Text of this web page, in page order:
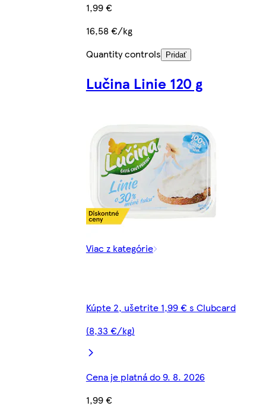
1,99 €
16,58 €/kg
Quantity controls
Pridať
Lučina Linie 120 g
Viac z kategórie
Kúpte 2, ušetrite 1,99 € s Clubcard
(8,33 €/kg)
Cena je platná do 9. 8. 2026
1,99 €